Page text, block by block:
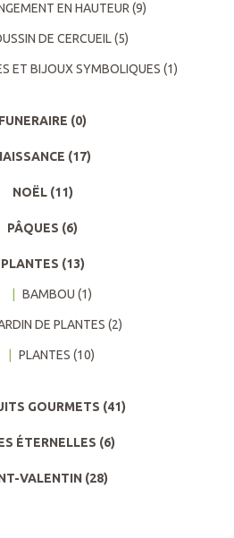
EN HAUTEUR (9)
DE CERCUEIL (5)
ET BIJOUX SYMBOLIQUES (1)
FUNERAIRE (0)
(17)
NOËL (11)
PÂQUES (6)
PLANTES (13)
BAMBOU (1)
DE PLANTES (2)
PLANTES (10)
GOURMETS (41)
ÉTERNELLES (6)
VALENTIN (28)